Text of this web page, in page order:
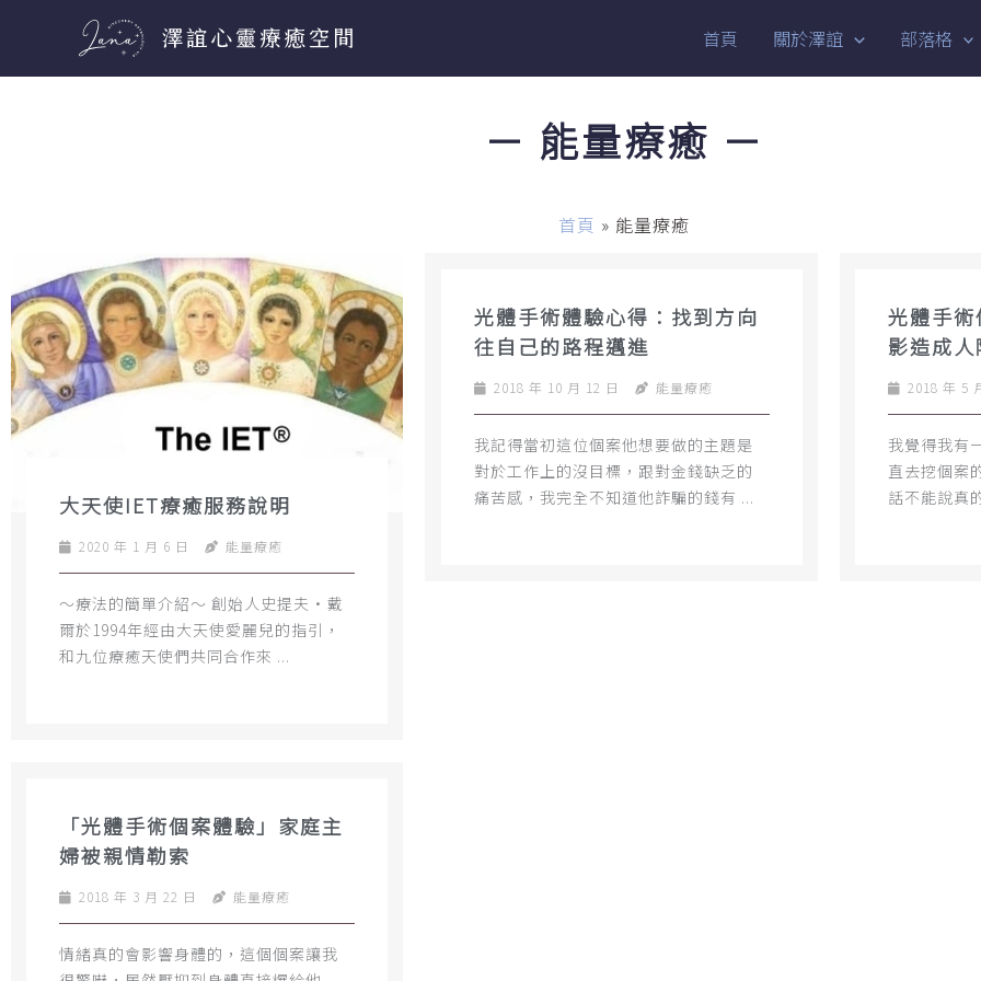
首頁 關於澤誼 部落格
－ 能量療癒 －
首頁 » 能量療癒
大天使IET療癒服務說明
2020 年 1 月 6 日 能量療癒
～療法的簡單介紹～ 創始人史提夫•戴
爾於1994年經由大天使愛麗兒的指引，
和九位療癒天使們共同合作來 ...
光體手術體驗心得：找到方向
往自己的路程邁進
2018 年 10 月 12 日 能量療癒
我記得當初這位個案他想要做的主題是
對於工作上的沒目標，跟對金錢缺乏的
痛苦感，我完全不知道他詐騙的錢有 ...
光體手
影造成
2018 年 5
我覺得我有
直去挖個案
話不能說真
「光體手術個案體驗」家庭主
婦被親情勒索
2018 年 3 月 22 日 能量療癒
情緒真的會影響身體的，這個個案讓我